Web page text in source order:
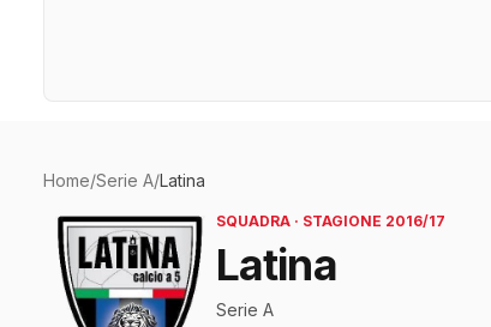
Home/Serie A/Latina
SQUADRA · STAGIONE 2016/17
Latina
Serie A